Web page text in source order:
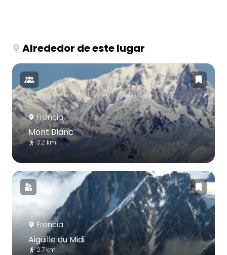
Alrededor de este lugar
Francia
Mont Blanc
3.2 km
Francia
Aiguille du Midi
2.7 km